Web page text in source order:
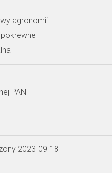
agronomii
PAN
2023-09-18